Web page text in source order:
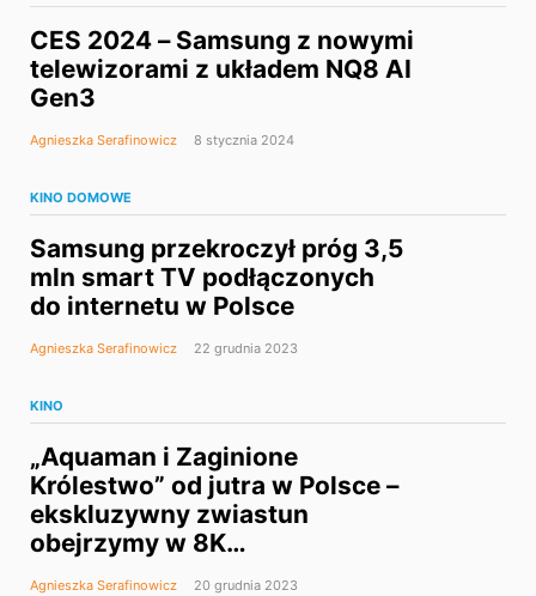
CES 2024 – Samsung z nowymi
telewizorami z układem NQ8 AI
Gen3
Agnieszka Serafinowicz 8 stycznia 2024
KINO DOMOWE
Samsung przekroczył próg 3,5
mln smart TV podłączonych
do internetu w Polsce
Agnieszka Serafinowicz 22 grudnia 2023
KINO
„Aquaman i Zaginione
Królestwo” od jutra w Polsce –
ekskluzywny zwiastun
obejrzymy w 8K
na telewizorach Samsung
Agnieszka Serafinowicz 20 grudnia 2023